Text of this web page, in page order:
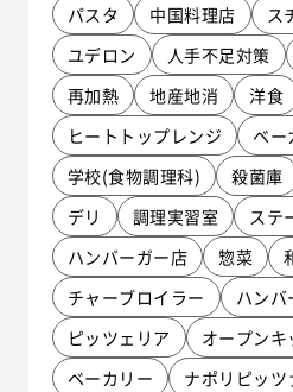
パスタ
中国料理店 ス
ユデロン
人手不足対策
再加熱
地産地消 洋食
ヒートトップレンジ
ベー
学校(食物調理科)
殺菌庫
デリ
調理実習室
ステ
ハンバーガー店
惣菜
チャーブロイラー
ハンバ
ピッツェリア
オープンキ
ベーカリー
ナポリピッツ